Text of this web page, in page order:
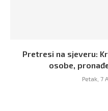
Pretresi na sjeveru:
osobe,
Petak, 7